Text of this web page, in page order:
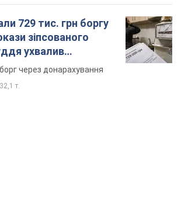
729 тис. грн боргу
зіпсованого
ухвалив
через донарахування
32,1 т.